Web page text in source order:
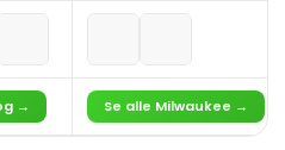
→ Se alle Milwaukee →